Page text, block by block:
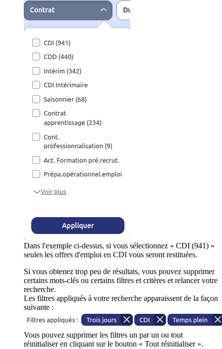
Dans l'exemple ci-dessus, si vous sélectionnez « CDI (941) »
seules les offres d'emploi en CDI vous seront restituées.
Si vous obtenez trop peu de résultats, vous pouvez supprimer
certains mots-clés ou certains filtres et critères et relancer votre
recherche.
Les filtres appliqués à votre recherche apparaissent de la façon
suivante :
Vous pouvez supprimer les filtres un par un ou tout
réinitialiser en cliquant sur le bouton « Tout réinitialiser ».